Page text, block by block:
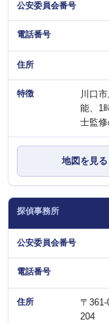
川口
能、1
士監修
地図を見る
〒
204